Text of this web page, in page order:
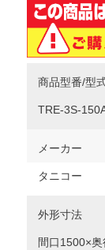
商品型番/型
TRE-3S-
メーカー
タニコー
外形寸法
間口1500×